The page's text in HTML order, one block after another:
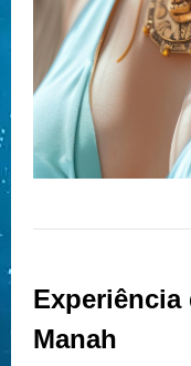
Experiência
Manah